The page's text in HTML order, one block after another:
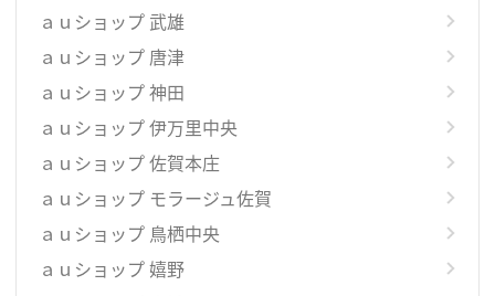
ａｕショップ 武雄
ａｕショップ 唐津
ａｕショップ 神田
ａｕショップ 伊万里中央
ａｕショップ 佐賀本庄
ａｕショップ モラージュ佐賀
ａｕショップ 鳥栖中央
ａｕショップ 嬉野